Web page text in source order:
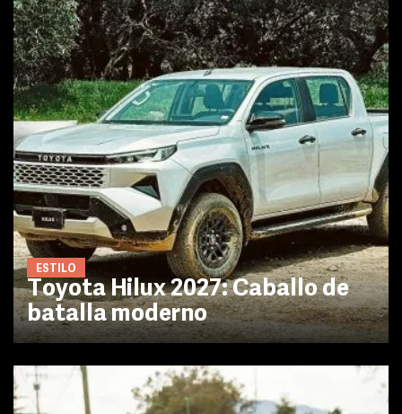
ESTILO
Toyota Hilux 2027: Caballo de
batalla moderno